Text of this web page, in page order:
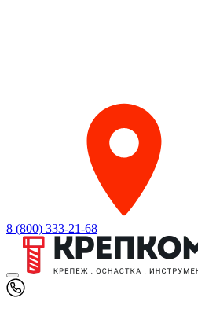
8 (800) 333-21-68